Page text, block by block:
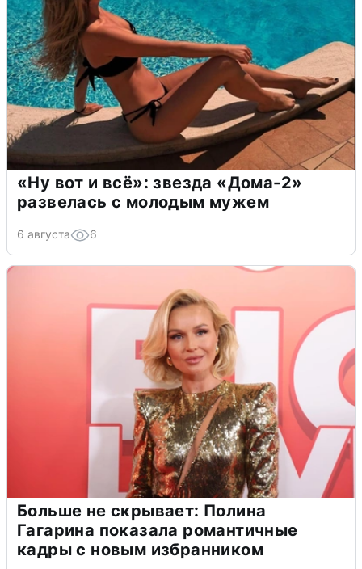
«Ну вот и всё»: звезда «Дома-2»
развелась с молодым мужем
6 августа 6
Больше не скрывает: Полина
Гагарина показала романтичные
кадры с новым избранником